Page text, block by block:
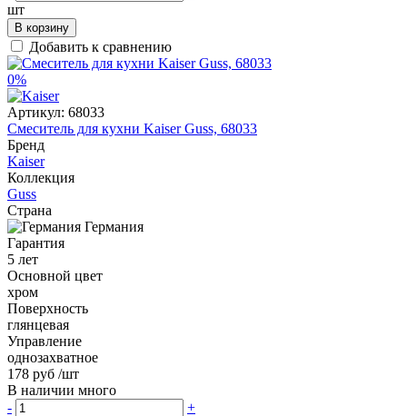
шт
В корзину
Добавить к сравнению
0%
Артикул: 68033
Смеситель для кухни Kaiser Guss, 68033
Бренд
Kaiser
Коллекция
Guss
Страна
Германия
Гарантия
5 лет
Основной цвет
хром
Поверхность
глянцевая
Управление
однозахватное
178 руб /шт
В наличии много
-
+